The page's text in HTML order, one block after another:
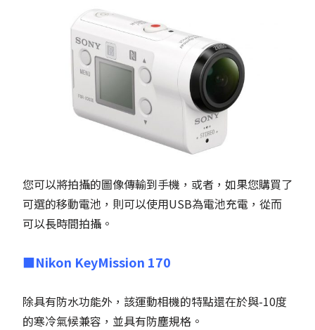
您可以將拍攝的圖像傳輸到手機，或者，如果您購買了
可選的移動電池，則可以使用USB為電池充電，從而
可以長時間拍攝。
■Nikon KeyMission 170
除具有防水功能外，該運動相機的特點還在於與-10度
的寒冷氣候兼容，並具有防塵規格。